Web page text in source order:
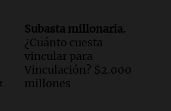
a los 25 años, lucha
necesita un trasplante
viviend
Subasta millonaria.
¿Cuánto cuesta
vincular para
Vinculación? $2.000
millones